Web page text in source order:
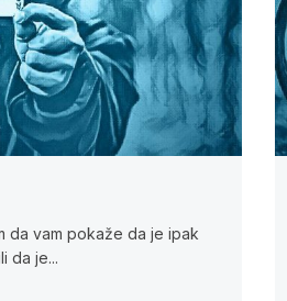
da vam pokaže da je ipak
da je...